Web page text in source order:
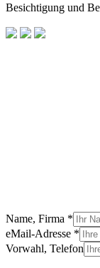
Besichtigung und
Name, Firma *
eMail-Adresse *
Vorwahl, Telefon